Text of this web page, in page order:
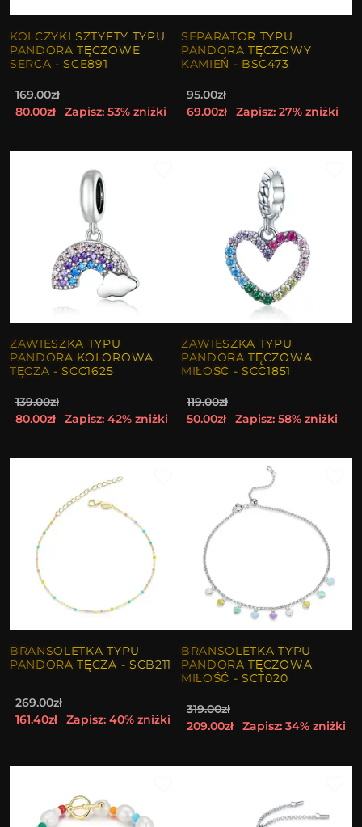
KOLCZYKI SZTYFTY TYPU
PANDORA TĘCZOWE
SERCA - SCE891
169.00zł
80.00zł
Zapisz: 53% zniżki
SEPARATOR TYPU
PANDORA TĘCZOWY
KAMIEŃ - BSC473
95.00zł
69.00zł
Zapisz: 27% zniżki
ZAWIESZKA TYPU
PANDORA KOLOROWA
TĘCZA - SCC1625
139.00zł
80.00zł
Zapisz: 42% zniżki
ZAWIESZKA TYPU
PANDORA TĘCZOWA
MIŁOŚĆ - SCC1851
119.00zł
50.00zł
Zapisz: 58% zniżki
BRANSOLETKA TYPU
PANDORA TĘCZA - SCB211
269.00zł
161.40zł
Zapisz: 40% zniżki
BRANSOLETKA TYPU
PANDORA TĘCZOWA
MIŁOŚĆ - SCT020
319.00zł
209.00zł
Zapisz: 34% zniżki